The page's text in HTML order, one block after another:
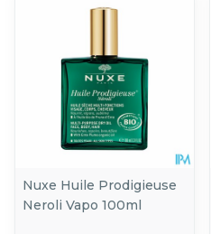
Nuxe Huile Prodigieuse
Neroli Vapo 100ml